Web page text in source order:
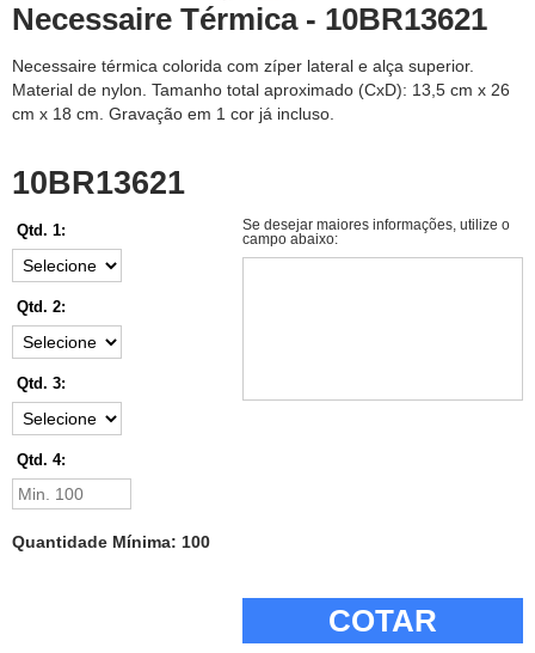
Necessaire Térmica - 10BR13621
Necessaire térmica colorida com zíper lateral e alça superior.
Material de nylon. Tamanho total aproximado (CxD): 13,5 cm x 26
cm x 18 cm. Gravação em 1 cor já incluso.
10BR13621
Qtd. 1:
Qtd. 2:
Qtd. 3:
Qtd. 4:
Quantidade Mínima: 100
Se desejar maiores informações, utilize o
campo abaixo:
COTAR